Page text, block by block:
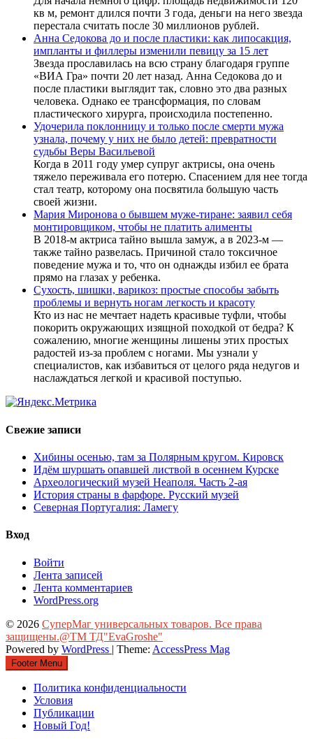
кв м, ремонт длился почти 3 года, деньги на него звезда
перестала считать после 30 миллионов рублей.
Анна Седокова до и после пластики: как липосакция,
импланты и филлеры изменили певицу за 15 лет
Звезда прославилась на всю страну благодаря группе
«ВИА Гра» почти 20 лет назад. Анна Седокова до и
после пластики выглядит так, словно это два разных
человека. Однако ее трансформация, по словам
пластического хирурга, происходила постепенно.
Удочерила поклонницу и только после смерти мужа
узнала, почему у них не было детей: превратности
судьбы Веры Васильевой
Когда в 2011 году умер супруг актрисы, она очень
тяжело переживала его потерю. Спасением для нее тогда
стал театр, которому она посвятила большую часть
своей жизни.
Мария Миронова о бывшем муже-тиране: заявил себя
монтировщиком, чтобы не платить алименты
В 2018-м актриса тайно вышла замуж, а в 2023-м —
также тайно развелась. Причиной стало токсичное
поведение мужа и то, что он однажды избил ее брата
прямо на глазах у ребенка.
Сухость, шишки, варикоз: простые способы забыть
проблемы и вернуть ногам легкость и красоту
Кто из нас не мечтает надеть красивые туфли, чтобы
покорить окружающих изящной походкой от бедра? К
сожалению, многие женщины лишены этих простых
радостей из-за проблем с ногами. Мы узнали у
специалистов, как избавиться от целого ряда недугов и
наслаждаться легкой и красивой поступью.
Свежие записи
Хибины осенью, там за Полярным кругом. Кировск
Идём шуршать опавшей листвой в осеннем Курске
Археологический музей Неаполя. Часть 2-ая
История страны в фарфоре. Русский музей
Северная Португалия: Ламегу
Вход
Войти
Лента записей
Лента комментариев
WordPress.org
© 2026 СуперМаг универсальных товаров. Все права
защищены.@ТМ ТД"EvaGroshe"
Powered by WordPress | Theme: AccessPress Mag
Footer Menu
Политика конфиденциальности
Условия
Публикации
Новый Год!